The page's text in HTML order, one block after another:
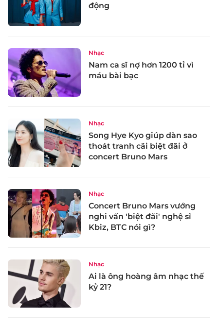
động
Nhạc
Nam ca sĩ nợ hơn 1200 tỉ vì
máu bài bạc
Nhạc
Song Hye Kyo giúp dàn sao
thoát tranh cãi biệt đãi ở
concert Bruno Mars
Nhạc
Concert Bruno Mars vướng
nghi vấn 'biệt đãi' nghệ sĩ
Kbiz, BTC nói gì?
Nhạc
Ai là ông hoàng âm nhạc thế
kỷ 21?